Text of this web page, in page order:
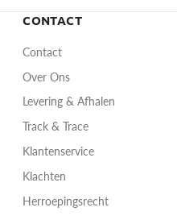
CONTACT
Contact
Over Ons
Levering & Afhalen
Track & Trace
Klantenservice
Klachten
Herroepingsrecht